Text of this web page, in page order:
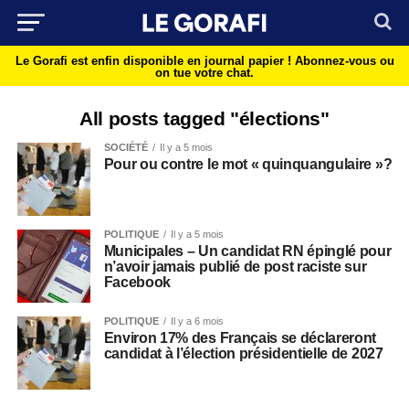
Le Gorafi est enfin disponible en journal papier ! Abonnez-vous ou
on tue votre chat.
All posts tagged "élections"
SOCIÉTÉ Il y a 5 mois
Pour ou contre le mot « quinquangulaire »?
POLITIQUE Il y a 5 mois
Municipales – Un candidat RN épinglé pour
n’avoir jamais publié de post raciste sur
Facebook
POLITIQUE Il y a 6 mois
Environ 17% des Français se déclareront
candidat à l’élection présidentielle de 2027